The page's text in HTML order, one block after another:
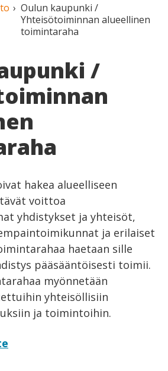
Oulun kaupunki /
Yhteisötoiminnan alueellinen
toimintaraha
/
hakea alueelliseen
voittoa
yhdistykset ja yhteisöt,
ja erilaiset
haetaan sille
pääsääntöisesti toimii.
myönnetään
yhteisöllisiin
ja toimintoihin.